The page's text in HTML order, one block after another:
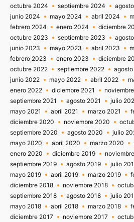
octubre 2024
septiembre 2024
junio 2024
mayo 2024 abril 2024
febrero 2024
enero 2024 diciembre
octubre 2023
septiembre 2023
junio 2023
mayo 2023 abril 2023
febrero 2023
enero 2023 diciembre
octubre 2022
septiembre 2022
junio 2022
mayo 2022 abril 2022
enero 2022
diciembre 2021
septiembre 2021
agosto 2021 julio
mayo 2021
abril 2021 marzo 2021
diciembre 2020
noviembre 2020
septiembre 2020
agosto 2020 julio
mayo 2020
abril 2020 marzo 2020
enero 2020
diciembre 2019
septiembre 2019
agosto 2019 julio
mayo 2019
abril 2019 marzo 2019
diciembre 2018
noviembre 2018
septiembre 2018
agosto 2018 julio
mayo 2018
abril 2018 marzo 2018
diciembre 2017
noviembre 2017